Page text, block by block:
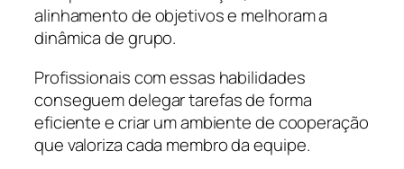
alinhamento de objetivos e melhoram a
dinâmica de grupo.
Profissionais com essas habilidades
conseguem delegar tarefas de forma
eficiente e criar um ambiente de cooperação
que valoriza cada membro da equipe.